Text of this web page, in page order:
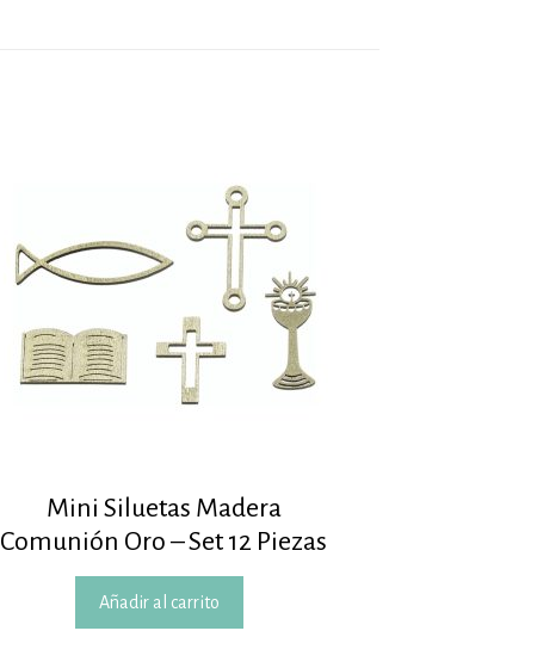
Mini Siluetas Madera
Comunión Oro – Set 12 Piezas
Añadir al carrito